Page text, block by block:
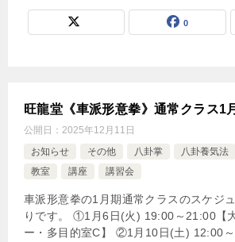
0
旺龍堂《車派形意拳》通常クラス1
公開日： 2025年12月11日
お知らせ
その他 八卦掌 八卦養気法
教室
講座 講習会
車派形意拳の1月期通常クラスのスケジ
りです。 ①1月6日(火) 19:00～21:00【
ー・多目的室C】 ②1月10日(土) 12:00